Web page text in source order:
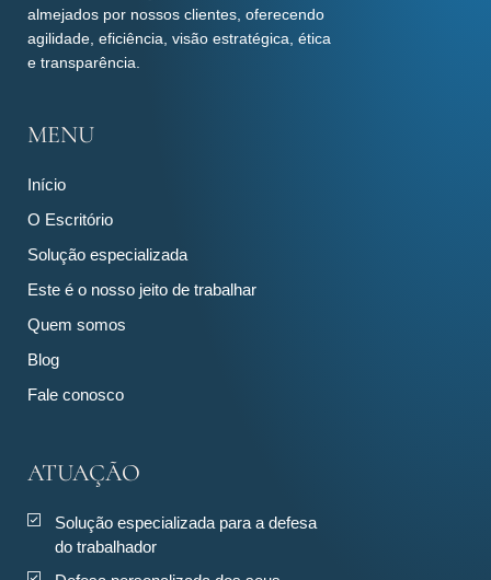
almejados por nossos clientes, oferecendo
agilidade, eficiência, visão estratégica, ética
e transparência.
MENU
Início
O Escritório
Solução especializada
Este é o nosso jeito de trabalhar
Quem somos
Blog
Fale conosco
ATUAÇÃO
Solução especializada para a defesa
do trabalhador